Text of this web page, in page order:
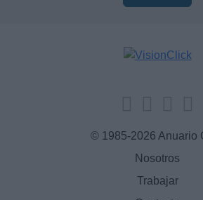
© 1985-2026 Anuario
Nosotros
Trabajar